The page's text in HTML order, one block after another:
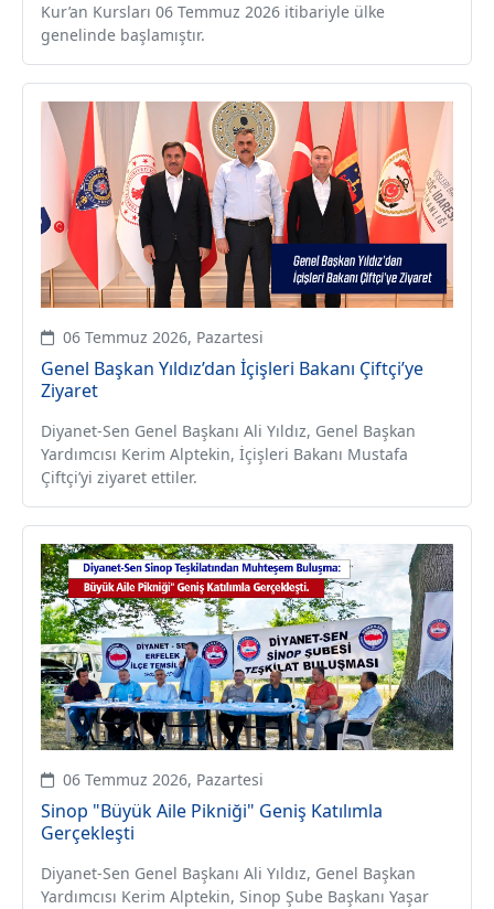
Kur’an Kursları 06 Temmuz 2026 itibariyle ülke
genelinde başlamıştır.
06 Temmuz 2026, Pazartesi
Genel Başkan Yıldız’dan İçişleri Bakanı Çiftçi’ye
Ziyaret
Diyanet-Sen Genel Başkanı Ali Yıldız, Genel Başkan
Yardımcısı Kerim Alptekin, İçişleri Bakanı Mustafa
Çiftçi’yi ziyaret ettiler.
06 Temmuz 2026, Pazartesi
Sinop "Büyük Aile Pikniği" Geniş Katılımla
Gerçekleşti
Diyanet-Sen Genel Başkanı Ali Yıldız, Genel Başkan
Yardımcısı Kerim Alptekin, Sinop Şube Başkanı Yaşar